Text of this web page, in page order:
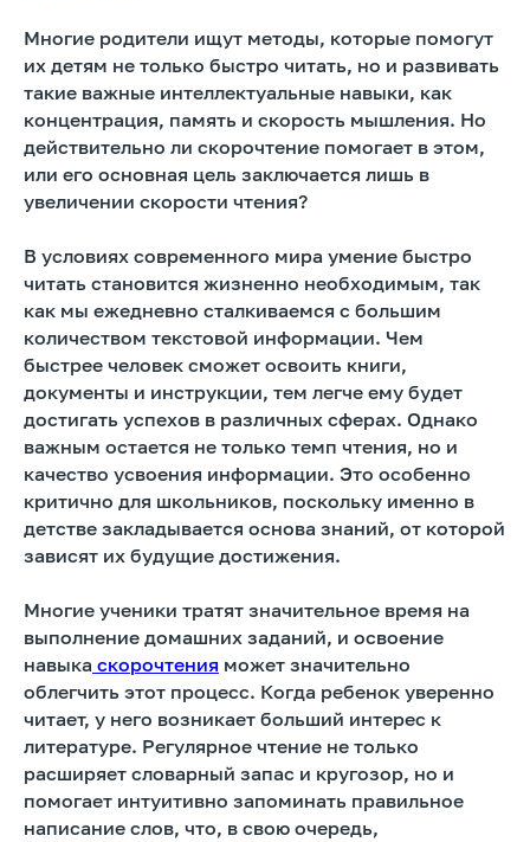
Многие родители ищут методы, которые помогут
их детям не только быстро читать, но и развивать
такие важные интеллектуальные навыки, как
концентрация, память и скорость мышления. Но
действительно ли скорочтение помогает в этом,
или его основная цель заключается лишь в
увеличении скорости чтения?
В условиях современного мира умение быстро
читать становится жизненно необходимым, так
как мы ежедневно сталкиваемся с большим
количеством текстовой информации. Чем
быстрее человек сможет освоить книги,
документы и инструкции, тем легче ему будет
достигать успехов в различных сферах. Однако
важным остается не только темп чтения, но и
качество усвоения информации. Это особенно
критично для школьников, поскольку именно в
детстве закладывается основа знаний, от которой
зависят их будущие достижения.
Многие ученики тратят значительное время на
выполнение домашних заданий, и освоение
навыка скорочтения может значительно
облегчить этот процесс. Когда ребенок уверенно
читает, у него возникает больший интерес к
литературе. Регулярное чтение не только
расширяет словарный запас и кругозор, но и
помогает интуитивно запоминать правильное
написание слов, что, в свою очередь,